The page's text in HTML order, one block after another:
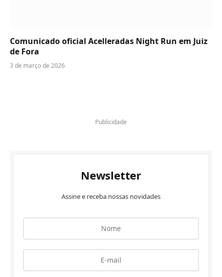
Comunicado oficial Acelleradas Night Run em Juiz
de Fora
3 de março de 2026
Publicidade
Newsletter
Assine e receba nossas novidades